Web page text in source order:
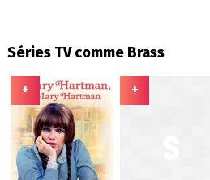
Séries TV comme Brass
+ +